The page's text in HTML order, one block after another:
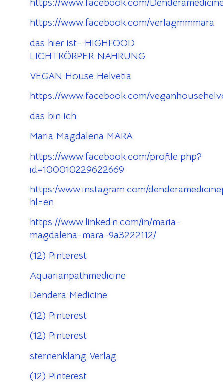
https://www.facebook.com/
https://www.facebook.com/verlagmmmara
das hier ist- HIGHFOOD
LICHTKÖRPER NAHRUNG:
VEGAN House Helvetia
https://www.facebook.com/
das bin ich:
Maria Magdalena MARA
https://www.facebook.com/profile.php?
id=100010229622669
https:/www.instagram.com/
hl=en
https://www.linkedin.com/in/maria-
magdalena-mara-9a3222112/
(12) Pinterest
Aquarianpathmedicine
Dendera Medicine
(12) Pinterest
(12) Pinterest
sternenklang Verlag
(12) Pinterest